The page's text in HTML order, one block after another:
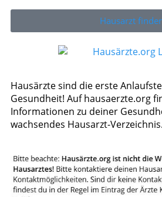
Hausarzt
Hausärzte sind die erste
Gesundheit! Auf hausaerzte.org
Informationen zu deiner
wachsendes Hausarzt-Verzeichnis.